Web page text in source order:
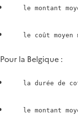
Pour la Belgique :